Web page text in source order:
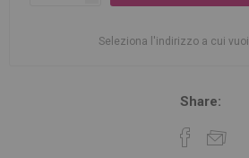
Seleziona l'indirizzo a cui
Share: